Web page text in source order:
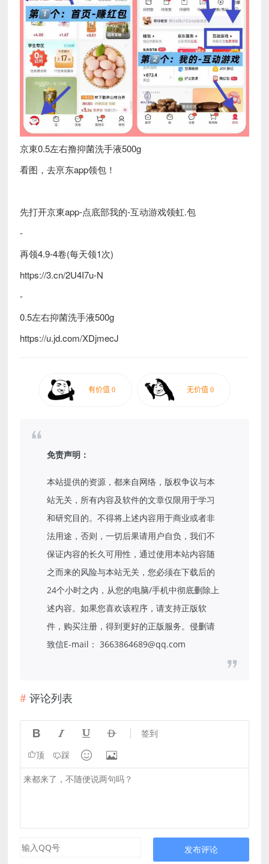
京東0.5左右撸抑菌洗手液500g
看图，去亰东app领包！
先打开京東app-点底部我的-互动游戏领虹.包
-
再领4.9-4卷(每天领1次)
https://3.cn/2U4I7u-N
-
0.5左右抑菌洗手液500g
https://u.jd.com/XDjmecJ
免责声明：
本站提供的资源，都来自网络，版权争议与本
站无关，所有内容及软件的文章仅限用于学习
和研究目的。不得将上述内容用于商业或者非
法用途，否则，一切后果请用户自负，我们不
保证内容的长久可用性，通过使用本站内容随
之而来的风险与本站无关，您必须在下载后的
24个小时之内，从您的电脑/手机中彻底删除上
述内容。如果您喜欢该程序，请支持正版软
件，购买注册，得到更好的正版服务。侵删请
致信E-mail： 3663864689@qq.com
评论列表
    签到
顶 踩  
发布评论